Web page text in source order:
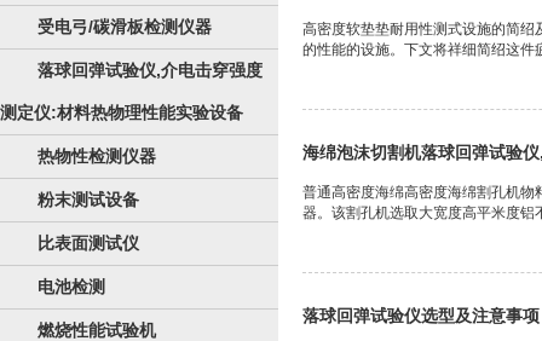
受电弓/碳滑板检测仪器
落球回弹试验仪,介电击穿强度
测定仪:材料热物理性能实验设备
热物性检测仪器
粉末测试设备
比表面测试仪
电池检测
燃烧性能试验机
高密度软垫垫耐用性测式设施的简
的性能的设施。下文将祥细简绍这
海绵泡沫切割机落球回弹试验
普通高密度海绵高密度海绵割孔机
器。该割孔机选取大宽度高平米度
落球回弹试验仪选型及注意事项